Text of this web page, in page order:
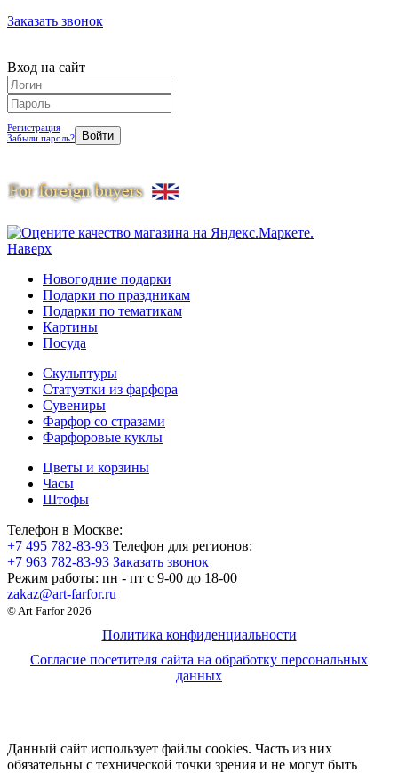
Заказать звонок
Вход на сайт
Регистрация
Забыли пароль?
Наверх
Новогодние подарки
Подарки по праздникам
Подарки по тематикам
Картины
Посуда
Скульптуры
Статуэтки из фарфора
Сувениры
Фарфор со стразами
Фарфоровые куклы
Цветы и корзины
Часы
Штофы
Телефон в Москве:
+7 495 782-83-93 Телефон для регионов:
+7 963 782-83-93 Заказать звонок
Режим работы: пн - пт c 9-00 до 18-00
zakaz@art-farfor.ru
© Art Farfor 2026
Политика конфиденциальности
Согласие посетителя сайта на обработку персональных
данных
Данный сайт использует файлы cookies. Часть из них
обязательны с технической точки зрения и не могут быть